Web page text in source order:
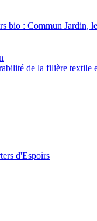
bio : Commun Jardin,
de la filière textile